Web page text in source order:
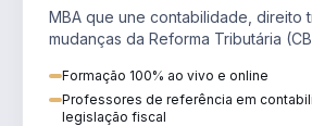
MBA que une contabilidade, direito
mudanças da Reforma Tributária
Formação 100% ao vivo e online
Professores de referência em
legislação fiscal